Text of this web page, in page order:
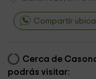
Compartir
Cerca de
podrás visitar: